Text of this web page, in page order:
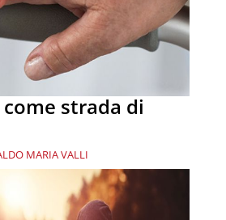
strada di
MARIA VALLI